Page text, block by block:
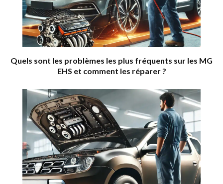
Quels sont les problèmes les plus fréquents sur les MG
EHS et comment les réparer ?